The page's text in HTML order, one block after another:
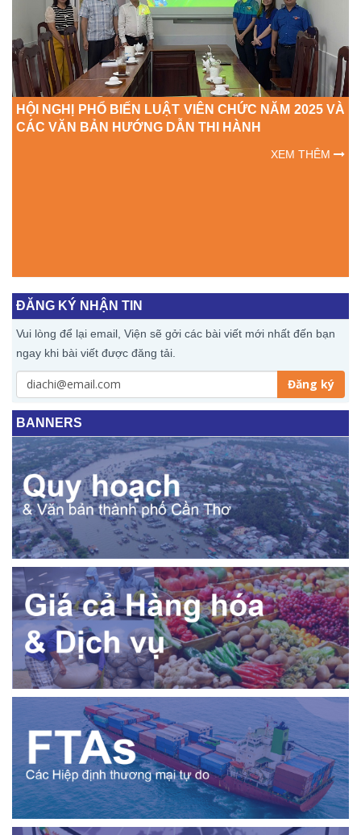
HỘI NGHỊ PHỔ BIẾN LUẬT VIÊN CHỨC NĂM 2025 VÀ
CÁC VĂN BẢN HƯỚNG DẪN THI HÀNH
XEM THÊM
ĐĂNG KÝ NHẬN TIN
Vui lòng để lại email, Viện sẽ gởi các bài viết mới nhất đến bạn
ngay khi bài viết được đăng tải.
Đăng ký
BANNERS